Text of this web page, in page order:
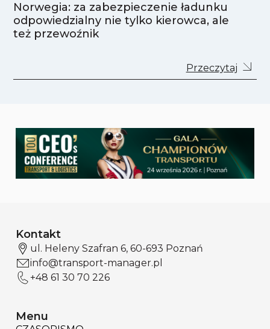
Norwegia: za zabezpieczenie ładunku
odpowiedzialny nie tylko kierowca, ale
też przewoźnik
Przeczytaj
Kontakt
ul. Heleny Szafran 6, 60-693 Poznań
info@transport-manager.pl
+48 61 30 70 226
Menu